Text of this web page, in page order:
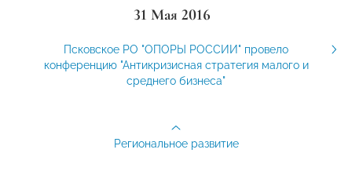
31 Мая 2016
Псковское РО "ОПОРЫ РОССИИ" провело
конференцию "Антикризисная стратегия малого и
среднего бизнеса"
Региональное развитие